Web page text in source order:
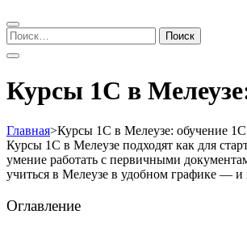
Найти:
Курсы 1С в
Главная>Курсы 1С в Мелеузе: обучение
Курсы 1С в Мелеузе подходят как для
умение работать с первичными
учиться в Мелеузе в удобном графике — и
Оглавление